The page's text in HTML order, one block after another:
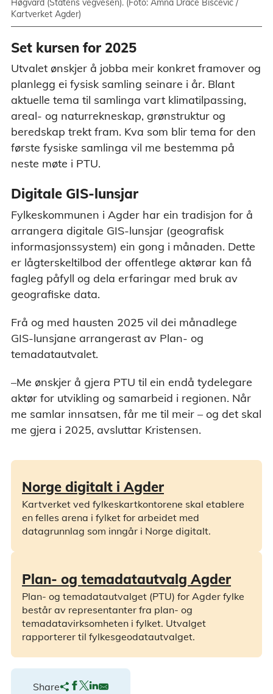
Høgvard (Statens vegvesen). (Foto: Amna Drace Biscevic /
Kartverket Agder)
Set kursen for 2025
Utvalet ønskjer å jobba meir konkret framover og
planlegg ei fysisk samling seinare i år. Blant
aktuelle tema til samlinga vart klimatilpassing,
areal- og naturrekneskap, grønstruktur og
beredskap trekt fram. Kva som blir tema for den
første fysiske samlinga vil me bestemma på
neste møte i PTU.
Digitale GIS-lunsjar
Fylkeskommunen i Agder har ein tradisjon for å
arrangera digitale GIS-lunsjar (geografisk
informasjonssystem) ein gong i månaden. Dette
er lågterskeltilbod der offentlege aktørar kan få
fagleg påfyll og dela erfaringar med bruk av
geografiske data.
Frå og med hausten 2025 vil dei månadlege
GIS-lunsjane arrangerast av Plan- og
temadatautvalet.
–Me ønskjer å gjera PTU til ein endå tydelegare
aktør for utvikling og samarbeid i regionen. Når
me samlar innsatsen, får me til meir – og det skal
me gjera i 2025, avsluttar Kristensen.
Norge digitalt i Agder
Kartverket ved fylkeskartkontorene skal etablere
en felles arena i fylket for arbeidet med
datagrunnlag som inngår i Norge digitalt.
Plan- og temadatautvalg Agder
Plan- og temadatautvalget (PTU) for Agder fylke
består av representanter fra plan- og
temadatavirksomheten i fylket. Utvalget
rapporterer til fylkesgeodatautvalget.
Share